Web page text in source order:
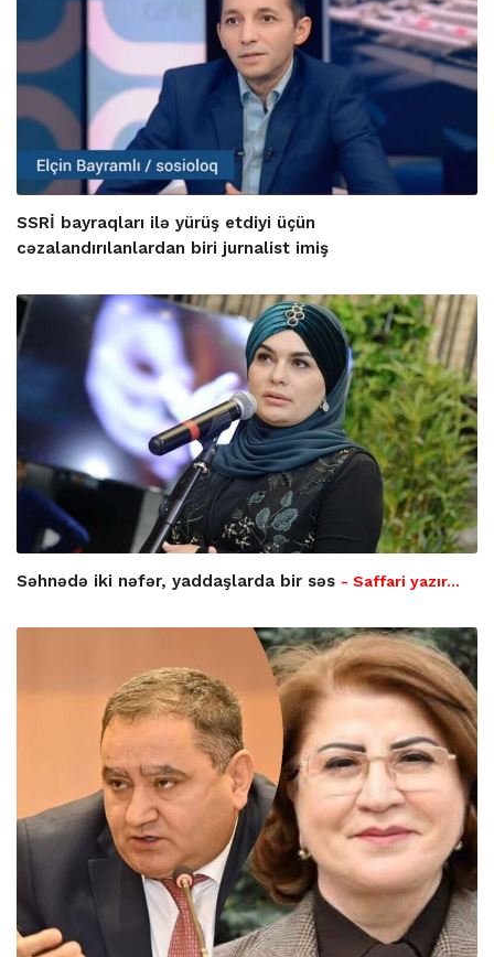
SSRİ bayraqları ilə yürüş etdiyi üçün
cəzalandırılanlardan biri jurnalist imiş
Səhnədə iki nəfər, yaddaşlarda bir səs - Saffari yazır…